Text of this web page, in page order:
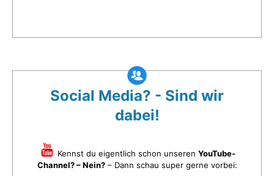
Social Media? - Sind wir
dabei!
Kennst du eigentlich schon unseren YouTube-
Channel? – Nein?– Dann schau super gerne vorbei: